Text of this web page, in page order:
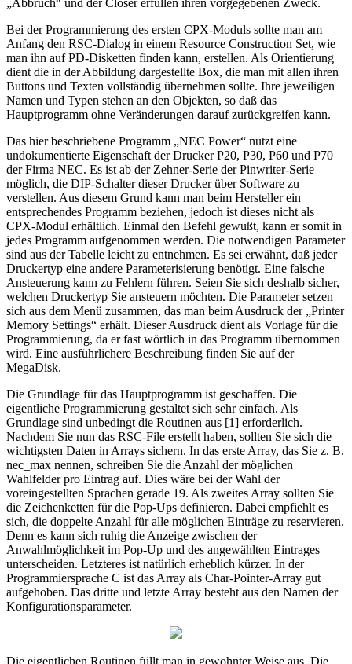
Bei der Programmierung des ersten CPX-Moduls sollte man am
Anfang den RSC-Dialog in einem Resource Construction Set, wie
man ihn auf PD-Disketten finden kann, erstellen. Als Orientierung
dient die in der Abbildung dargestellte Box, die man mit allen ihren
Buttons und Texten vollständig übernehmen sollte. Ihre jeweiligen
Namen und Typen stehen an den Objekten, so daß das
Hauptprogramm ohne Veränderungen darauf zurückgreifen kann.
Das hier beschriebene Programm „NEC Power“ nutzt eine
undokumentierte Eigenschaft der Drucker P20, P30, P60 und P70
der Firma NEC. Es ist ab der Zehner-Serie der Pinwriter-Serie
möglich, die DIP-Schalter dieser Drucker über Software zu
verstellen. Aus diesem Grund kann man beim Hersteller ein
entsprechendes Programm beziehen, jedoch ist dieses nicht als
CPX-Modul erhältlich. Einmal den Befehl gewußt, kann er somit in
jedes Programm aufgenommen werden. Die notwendigen Parameter
sind aus der Tabelle leicht zu entnehmen. Es sei erwähnt, daß jeder
Druckertyp eine andere Parameterisierung benötigt. Eine falsche
Ansteuerung kann zu Fehlern führen. Seien Sie sich deshalb sicher,
welchen Druckertyp Sie ansteuern möchten. Die Parameter setzen
sich aus dem Menü zusammen, das man beim Ausdruck der „Printer
Memory Settings“ erhält. Dieser Ausdruck dient als Vorlage für die
Programmierung, da er fast wörtlich in das Programm übernommen
wird. Eine ausführlichere Beschreibung finden Sie auf der
MegaDisk.
Die Grundlage für das Hauptprogramm ist geschaffen. Die
eigentliche Programmierung gestaltet sich sehr einfach. Als
Grundlage sind unbedingt die Routinen aus [1] erforderlich.
Nachdem Sie nun das RSC-File erstellt haben, sollten Sie sich die
wichtigsten Daten in Arrays sichern. In das erste Array, das Sie z. B.
nec_max nennen, schreiben Sie die Anzahl der möglichen
Wahlfelder pro Eintrag auf. Dies wäre bei der Wahl der
voreingestellten Sprachen gerade 19. Als zweites Array sollten Sie
die Zeichenketten für die Pop-Ups definieren. Dabei empfiehlt es
sich, die doppelte Anzahl für alle möglichen Einträge zu reservieren.
Denn es kann sich ruhig die Anzeige zwischen der
Anwahlmöglichkeit im Pop-Up und des angewählten Eintrages
unterscheiden. Letzteres ist natürlich erheblich kürzer. In der
Programmiersprache C ist das Array als Char-Pointer-Array gut
aufgehoben. Das dritte und letzte Array besteht aus den Namen der
Konfigurationsparameter.
Die eigentlichen Routinen füllt man in gewohnter Weise aus. Die